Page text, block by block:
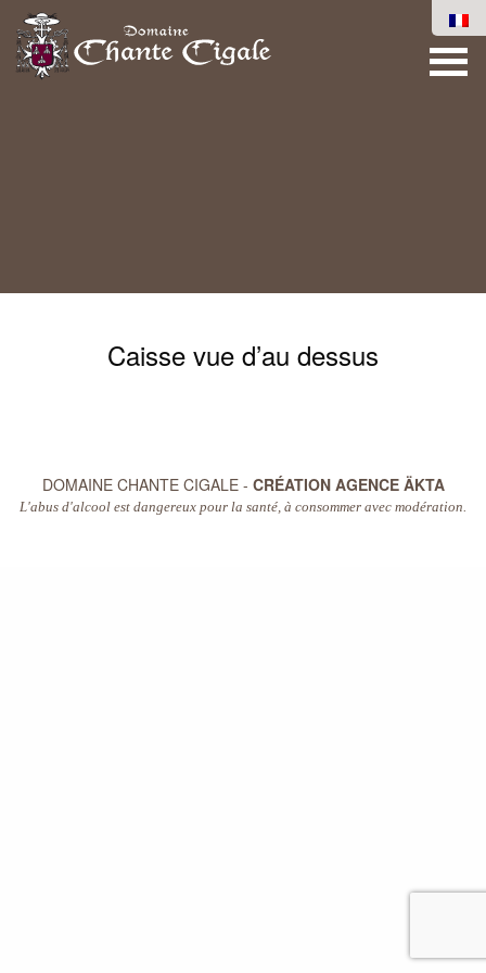
Caisse vue d’au dessus
DOMAINE CHANTE CIGALE - CRÉATION AGENCE ÄKTA
L'abus d'alcool est dangereux pour la santé, à consommer avec modération.